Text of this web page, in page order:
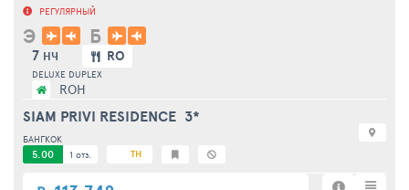
РЕГУЛЯРНЫЙ
Э Б
7 НЧ RO
DELUXE DUPLEX
ROH
SIAM PRIVI RESIDENCE 3*
БАНГКОК
5.00 1 отз. TH